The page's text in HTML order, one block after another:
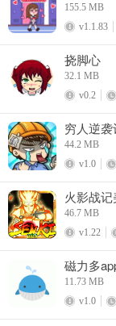
155.5 MB
v1.1.83
挠脚心
32.1 MB
v0.2
穷人逆
44.2 MB
v1.0
火影战
46.7 MB
v1.22
磁力多
11.73 MB
v1.0